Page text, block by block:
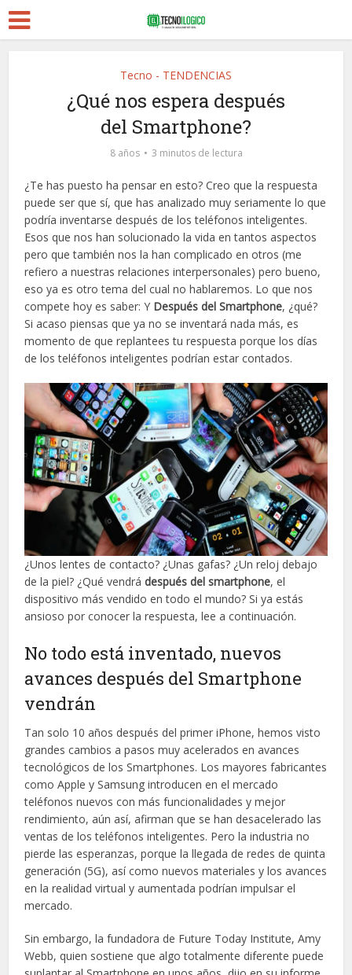
Tecno - TENDENCIAS
¿Qué nos espera después
del Smartphone?
8 años 3 minutos de lectura
¿Te has puesto ha pensar en esto? Creo que la respuesta
puede ser que sí, que has analizado muy seriamente lo que
podría inventarse después de los teléfonos inteligentes.
Esos que nos han solucionado la vida en tantos aspectos
pero que también nos la han complicado en otros (me
refiero a nuestras relaciones interpersonales) pero bueno,
eso ya es otro tema del cual no hablaremos. Lo que nos
compete hoy es saber: Y Después del Smartphone, ¿qué?
Si acaso piensas que ya no se inventará nada más, es
momento de que replantees tu respuesta porque los días
de los teléfonos inteligentes podrían estar contados.
¿Unos lentes de contacto? ¿Unas gafas? ¿Un reloj debajo
de la piel? ¿Qué vendrádespués del smartphone, el
dispositivo más vendido en todo el mundo? Si ya estás
ansioso por conocer la respuesta, lee a continuación.
No todo está inventado, nuevos
avances después del Smartphone
vendrán
Tan solo 10 años después del primer iPhone, hemos visto
grandes cambios a pasos muy acelerados en avances
tecnológicos de los Smartphones. Los mayores fabricantes
como Apple y Samsung introducen en el mercado
teléfonos nuevos con más funcionalidades y mejor
rendimiento, aún así, afirman que se han desacelerado las
ventas de los teléfonos inteligentes. Pero la industria no
pierde las esperanzas, porque la llegada de redes de quinta
generación (5G), así como nuevos materiales y los avances
en la realidad virtual y aumentada podrían impulsar el
mercado.
Sin embargo, la fundadora de Future Today Institute, Amy
Webb, quien sostiene que algo totalmente diferente puede